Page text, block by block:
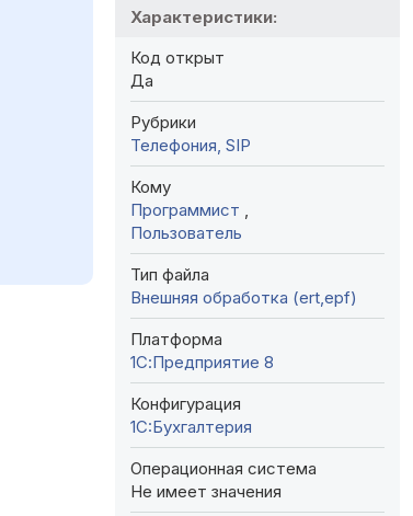
Характеристики:
Код открыт
Да
Рубрики
Телефония, SIP
Кому
Программист
Пользователь
Тип файла
Внешняя обработка (ert,epf)
Платформа
1С:Предприятие 8
Конфигурация
1C:Бухгалтерия
Операционная система
Не имеет значения